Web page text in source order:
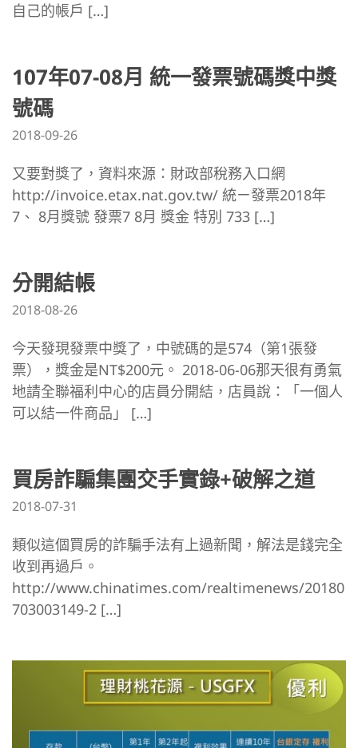
自己的帳戶 […]
107年07-08月 統一發票號碼獎中獎
號碼
2018-09-26
又要對獎了，資料來源：財政部稅務入口網
http://invoice.etax.nat.gov.tw/ 統ㄧ發票2018年
7、 8月獎號 發票7 8月 獎金 特別 733 […]
分開結帳
2018-08-26
今天發現發票中獎了，中號碼的是574（第1張發
票），獎金是NT$200元。 2018-06-06那天很有勇氣
地請全聯福利中心的店員分開結，店員說：「一個人
可以結一件商品」 […]
買房詐騙集團交手實錄+破解之道
2018-07-31
類似這個買房的詐騙手法有上過新聞，解法是錢完全
收到再過戶。
http://www.chinatimes.com/realtimenews/20180
703003149-2 […]